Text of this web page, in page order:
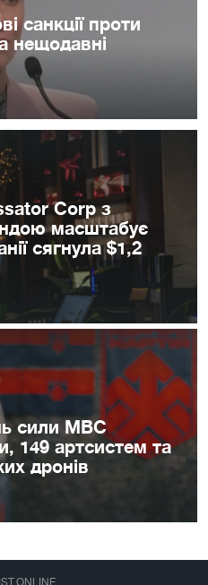
санкції проти
нещодавні
Corp з
масштабує
сягнула $1,2
сили МВС
149 артсистем та
дронів